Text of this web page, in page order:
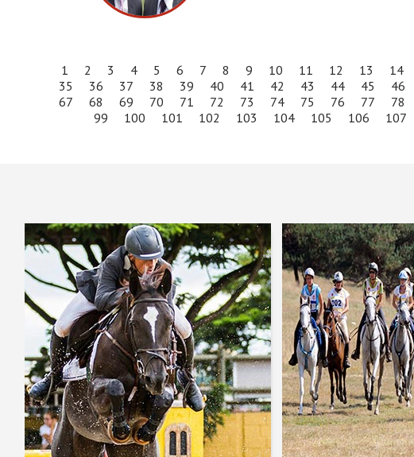
1 2 3 4 5 6 7 8 9 10 11 12 13 14
35
36 37 38 39 40 41 42 43 44 45 46
67
68 69 70 71 72 73 74 75 76 77 78
99
100 101 102 103 104 105 106 107